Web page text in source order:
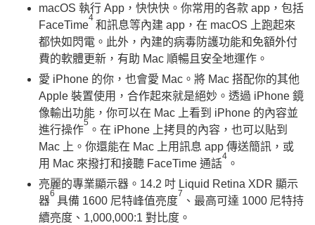
macOS 執行 App，快快快。你常用的各款 app，包括
FaceTime
4
和訊息等內建 app，在 macOS 上跑起來
都快如閃電。此外，內建的病毒防護功能和免額外付
費的軟體更新，有助 Mac 順暢且安全地運作。
愛 iPhone 的你，也會愛 Mac。將 Mac 搭配你的其他
Apple 裝置使用，合作起來就是絕妙。透過 iPhone 鏡
像輸出功能，你可以在 Mac 上看到 iPhone 的內容並
進行操作
5
。在 iPhone 上拷貝的內容，也可以貼到
Mac 上。你還能在 Mac 上用訊息 app 傳送簡訊，或
用 Mac 來撥打和接聽 FaceTime 通話
4
。
亮麗的專業顯示器。14.2 吋 Liquid Retina XDR 顯示
器
6
具備 1600 尼特峰值亮度
7
、最高可達 1000 尼特持
續亮度、1,000,000:1 對比度。